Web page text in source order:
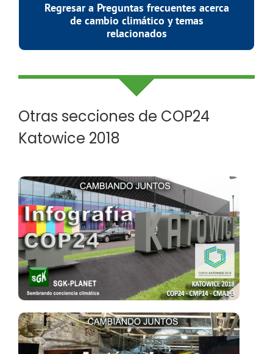
Regresar a Preguntas frecuentes acerca
de cambio climático y temas
relacionados
Otras secciones de COP24
Katowice 2018